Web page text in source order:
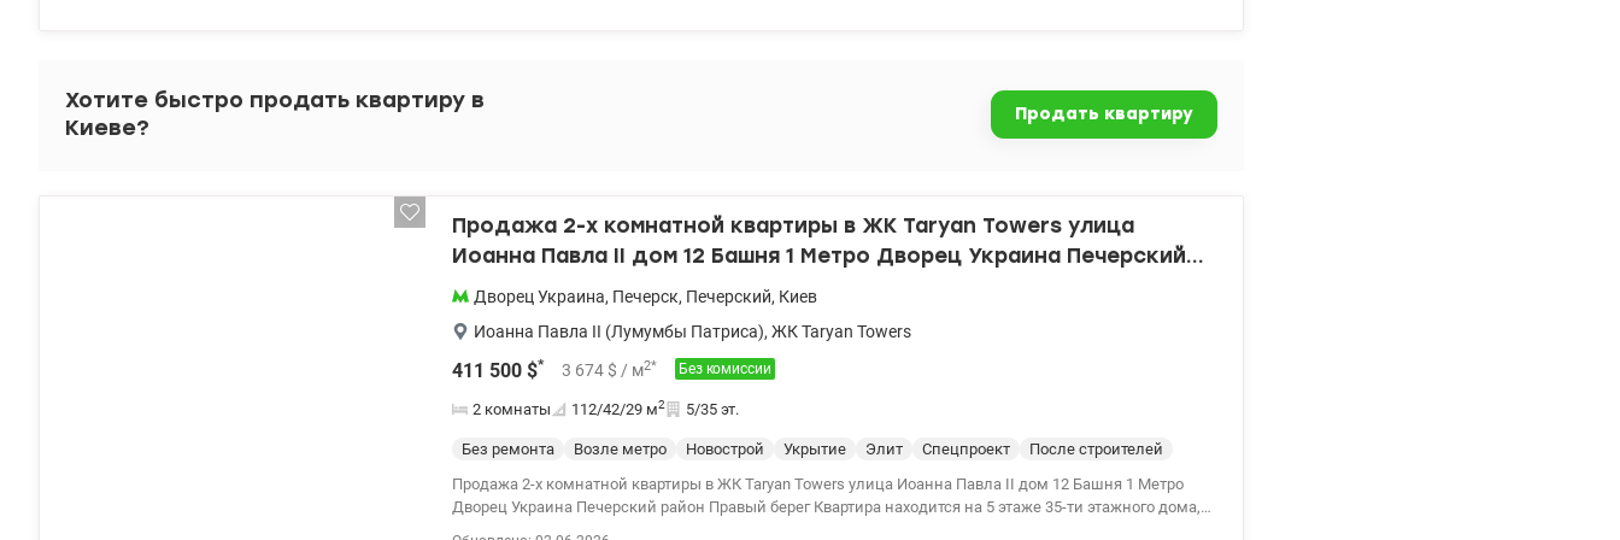
для комфортной жизни. Квартира станет отличным выбором как для собственного проживания, так и
для инвестиции под аренду, ведь жилье в этой локации всегда пользуется высоким спросом.
Хотите быстро продать квартиру в
Киеве?
Продать квартиру
Продажа 2-х комнатной квартиры в ЖК Taryan Towers улица
Иоанна Павла II дом 12 Башня 1 Метро Дворец Украина Печерский
район Правый берег
Дворец Украина, Печерск, Печерский, Киев
Иоанна Павла II (Лумумбы Патриса), ЖК Taryan Towers
411 500 $* 3 674 $ / м2* Без комиссии
2 комнаты 112/42/29 м2 5/35 эт.
Без ремонта Возле метро Новострой Укрытие Элит Спецпроект
После строителей
Продажа 2-х комнатной квартиры в ЖК Taryan Towers улица Иоанна Павла II дом 12 Башня 1 Метро
Дворец Украина Печерский район Правый берег Квартира находится на 5 этаже 35-ти этажного дома,